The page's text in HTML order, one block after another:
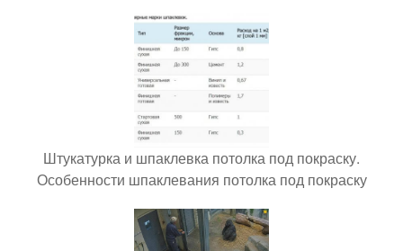
Штукатурка и шпаклевка потолка под покраску.
Особенности шпаклевания потолка под покраску